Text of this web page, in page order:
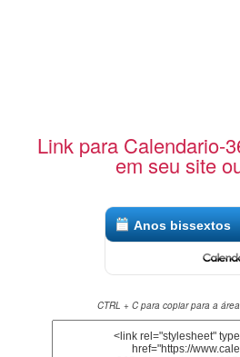
Link para Calendario-
em seu site
Anos bissextos
CTRL + C para copiar para a